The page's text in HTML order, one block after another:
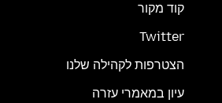
קוד מקור
Twitter
הצטרפות לקהילה שלנו
עיון במאמרי עזרה